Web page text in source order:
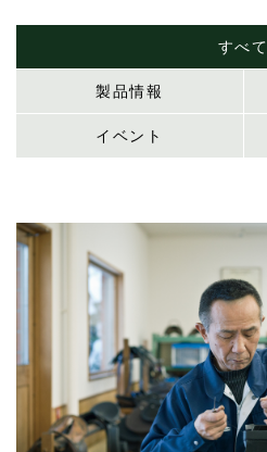
すべて
製品情報
イベント